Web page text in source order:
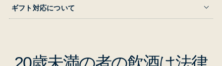
ギフト対応について